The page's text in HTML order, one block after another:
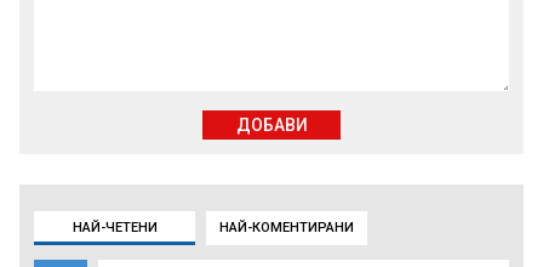
НАЙ-ЧЕТЕНИ НАЙ-КОМЕНТИРАНИ
ДОБАВИ